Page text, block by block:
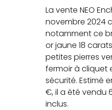
La vente NEO
novembre 2024
notamment ce
or jaune 18
petites pierres
fermoir à cliquet
sécurité. Estimé
€, il a été vendu
inclus.